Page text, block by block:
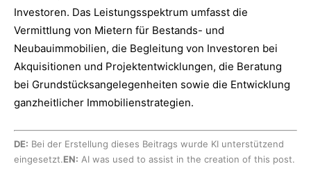
Investoren. Das Leistungsspektrum umfasst die
Vermittlung von Mietern für Bestands- und
Neubauimmobilien, die Begleitung von Investoren bei
Akquisitionen und Projektentwicklungen, die Beratung
bei Grundstücksangelegenheiten sowie die Entwicklung
ganzheitlicher Immobilienstrategien.
DE: Bei der Erstellung dieses Beitrags wurde KI unterstützend
eingesetzt.EN: AI was used to assist in the creation of this post.